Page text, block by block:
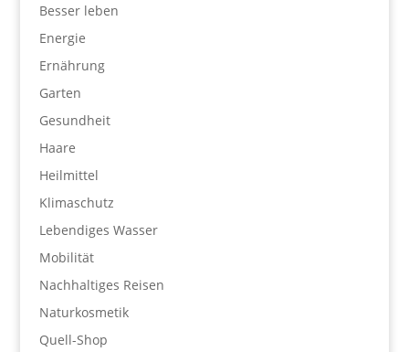
Besser leben
Energie
Ernährung
Garten
Gesundheit
Haare
Heilmittel
Klimaschutz
Lebendiges Wasser
Mobilität
Nachhaltiges Reisen
Naturkosmetik
Quell-Shop